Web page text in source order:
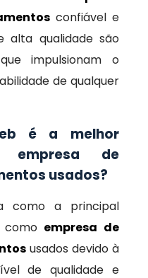
confiável e
alta qualidade são
impulsionam o
de qualquer
é a melhor
empresa de
usados?
como a principal
como empresa de
usados devido à
de qualidade e